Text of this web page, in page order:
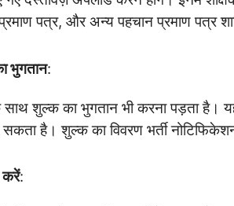
पत्र, और अन्य पहचान प्रमाण पत्र
भुगतान:
शुल्क का भुगतान भी करना पड़ता है।
सकता है। शुल्क का विवरण भर्ती
करें: